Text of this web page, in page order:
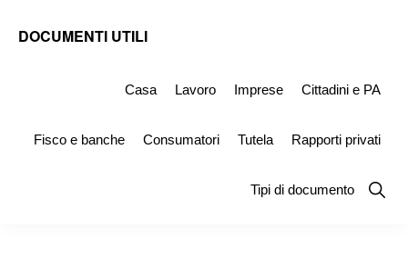
DOCUMENTI UTILI
Simile
Casa Lavoro Imprese Cittadini e PA
Fisco e banche Consumatori Tutela Rapporti privati
Tipi di documento
Show